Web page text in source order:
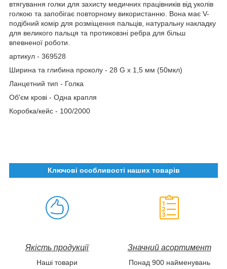
втягування голки для захисту медичних працівників від уколів
голкою та запобігає повторному використанню. Вона має V-
подібний комір для розміщення пальців, натуральну накладку
для великого пальця та протиковзні ребра для більш
впевненої роботи.
артикул - 369528
Ширина та глибина проколу - 28 G x 1,5 мм (50мкл)
Ланцетний тип - Голка
Об'єм крові - Одна крапля
Коробка/кейс - 100/2000
Ключові особливості наших товарів
Якість продукції Значний асортимент
Наші товари
Понад 900 найменувань